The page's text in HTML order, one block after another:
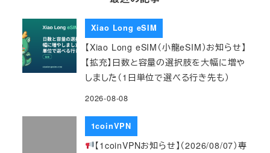
Xiao Long eSIM
【Xiao Long eSIM（小龍eSIM）お知らせ】
【拡充】日数と容量の選択肢を大幅に増や
しました（1日単位で選べる行き先も）
2026-08-08
1coinVPN
【1coinVPNお知らせ】（2026/08/07）専